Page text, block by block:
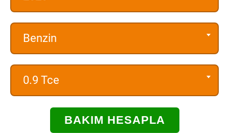
Benzin
0.9 Tce
BAKIM HESAPLA